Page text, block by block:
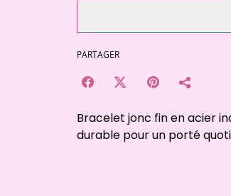
PARTAGER
Bracelet jonc fin en acier
durable pour un porté